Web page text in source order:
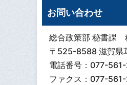
お問い合わせ
総合政策部 秘書課
〒525-8588 滋賀県
電話番号：077-
ファクス：077-